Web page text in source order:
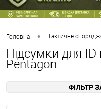
Головна • Тактичне
Підсумки для
Pentagon
ФІЛЬТР